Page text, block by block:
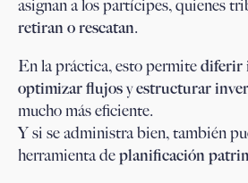
asignan a los partícipes, quienes
retiran o rescatan.
En la práctica, esto permitediferir
optimizar flujosyestructurar
mucho más eficiente.
Y si se administra bien, también
herramienta deplanificación